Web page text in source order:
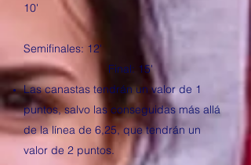
10'
Semifinales: 12'
Final: 15'
Las canastas tendrán un valor de 1
puntos, salvo las conseguidas más allá
de la línea de 6,25, que tendrán un
valor de 2 puntos.